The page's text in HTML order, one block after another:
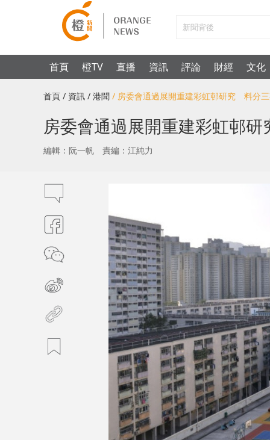
首頁 橙TV 直播 資訊 評論 財經 文化
首頁 / 資訊 / 港聞 / 房委會通過展開重建彩虹邨研究 料分
房委會通過展開重建彩虹邨
編輯：阮一帆 責編：江純力